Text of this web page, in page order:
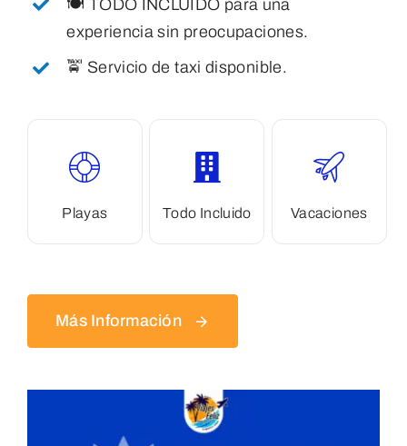
🍽️ TODO INCLUIDO para una
experiencia sin preocupaciones.
🚖 Servicio de taxi disponible.
Playas Todo Incluido Vacaciones
Más Información